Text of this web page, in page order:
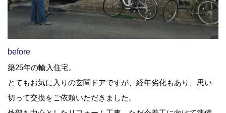
before
築25年の輸入住宅。
とてもお気に入りの玄関ドアですが、経年劣化もあり、思い
切って交換をご依頼いただきました。